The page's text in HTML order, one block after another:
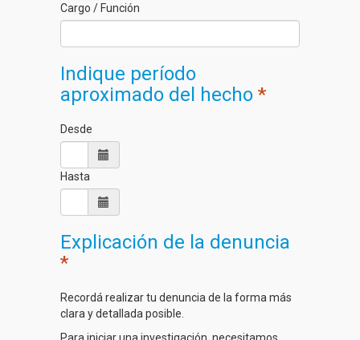
Cargo / Función
Indique período
aproximado del hecho *
Desde
Hasta
Explicación de la denuncia
*
Recordá realizar tu denuncia de la forma más
clara y detallada posible.
Para iniciar una investigación, necesitamos